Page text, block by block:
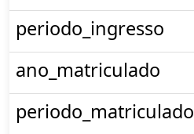
periodo_ingresso
ano_matriculado
periodo_matriculado